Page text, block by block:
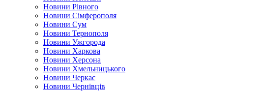
Новини Рівного
Новини Сімферополя
Новини Сум
Новини Тернополя
Новини Ужгорода
Новини Харкова
Новини Херсона
Новини Хмельницького
Новини Черкас
Новини Чернівців